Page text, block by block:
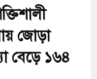
রঞ্জন
জোড়া
বেড়ে ১৬৪